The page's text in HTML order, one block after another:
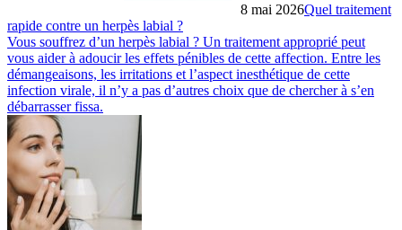
8 mai 2026Quel traitement
rapide contre un herpès labial ?
Vous souffrez d’un herpès labial ? Un traitement approprié peut
vous aider à adoucir les effets pénibles de cette affection. Entre les
démangeaisons, les irritations et l’aspect inesthétique de cette
infection virale, il n’y a pas d’autres choix que de chercher à s’en
débarrasser fissa.